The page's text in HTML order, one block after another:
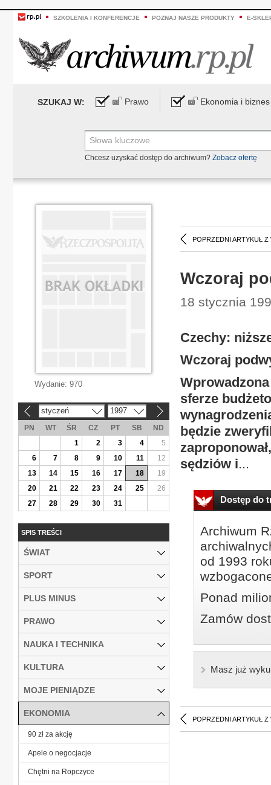
SZKOLENIA I KONFERENCJE POZNAJ NASZE PRODUKTY E-
SZUKAJ W: Prawo Ekonomia i biznes
Chcesz uzyskać dostęp do archiwum? Zobacz ofertę
POPRZEDNI ARTYKUŁ Z
Wczoraj
18 stycznia
Czechy:
Wczoraj
sferze
będzie
sędziów i...
Dostęp do
Archiwum
od 1993
Ponad
Zamów
Masz już
POPRZEDNI ARTYKUŁ Z
Wydanie: 970
styczeń 1997
PN WT ŚR CZ PT SB
ND
1
2 3 4
5
6
7 8 9 10 11
12
13
14 15 16 17 18
19
20
21 22 23 24 25
26
27
28 29 30 31
SPIS TREŚCI
ŚWIAT
SPORT
PLUS MINUS
PRAWO
NAUKA I TECHNIKA
KULTURA
MOJE PIENIĄDZE
EKONOMIA
90 zł za akcję
Apele o negocjacje
Chętni na Ropczyce